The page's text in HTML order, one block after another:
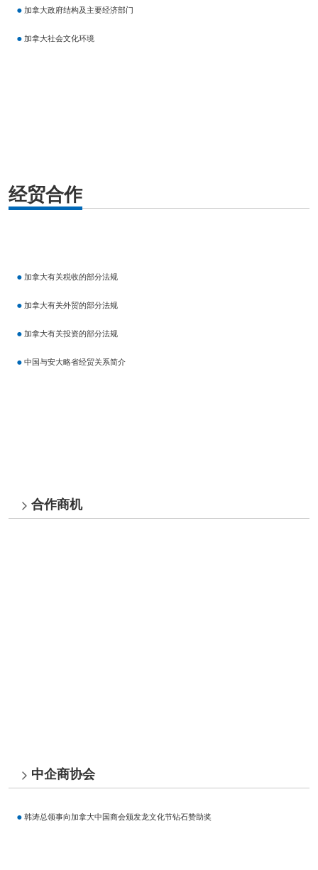
加拿大政府结构及主要经济部门
加拿大社会文化环境
经贸合作
加拿大有关税收的部分法规
加拿大有关外贸的部分法规
加拿大有关投资的部分法规
中国与安大略省经贸关系简介
合作商机
中企商协会
韩涛总领事向加拿大中国商会颁发龙文化节钻石赞助奖